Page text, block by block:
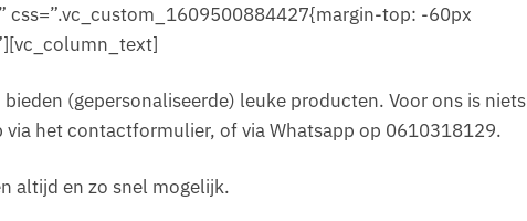
top: -60px
(gepersonaliseerde) leuke producten. Voor ons is niets
het contactformulier, of via Whatsapp op 0610318129.
altijd en zo snel mogelijk.